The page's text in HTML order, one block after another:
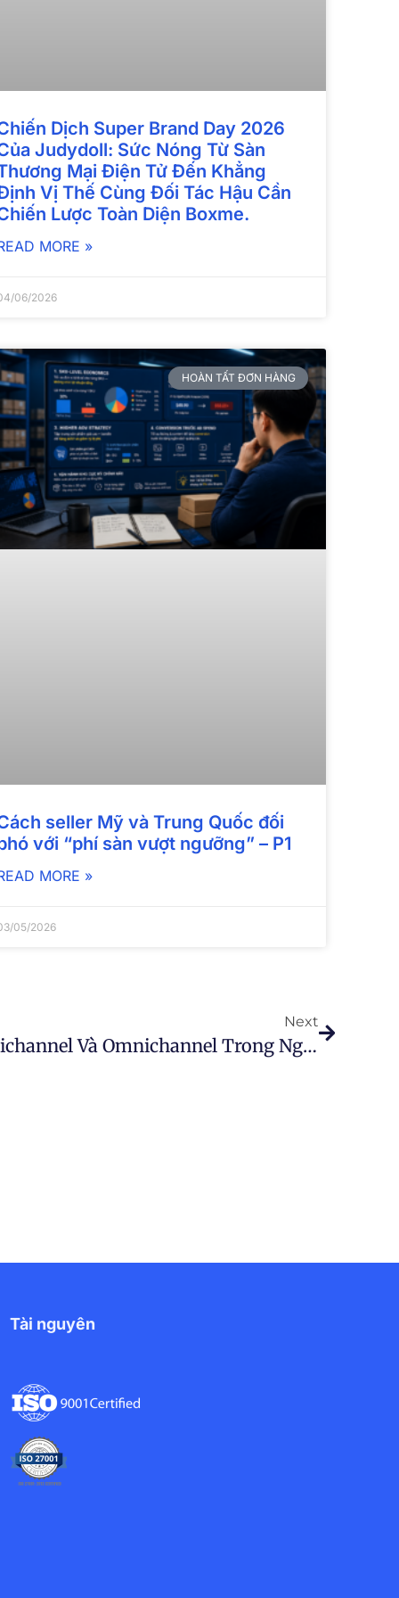
Dịch Super Brand Day 2026
Judydoll: Sức Nóng Từ Sàn
Mại Điện Tử Đến Khẳng
Vị Thế Cùng Đối Tác Hậu Cần
Lược Toàn Diện Boxme.
MORE »
06/2026
HOÀN TẤT ĐƠN HÀNG
seller Mỹ và Trung Quốc đối
với “phí sàn vượt ngưỡng” – P1
MORE »
05/2026
Next
Sự Khác Biệt Giữa Multichannel Và Omnichannel Trong Ngành Bán Lẻ
Tài nguyên